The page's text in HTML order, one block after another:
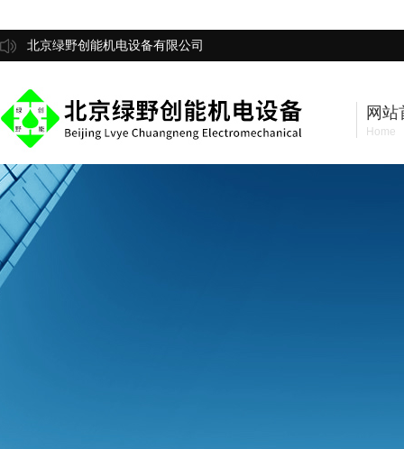
北京绿野创能机电设备有限公司
网站
Home